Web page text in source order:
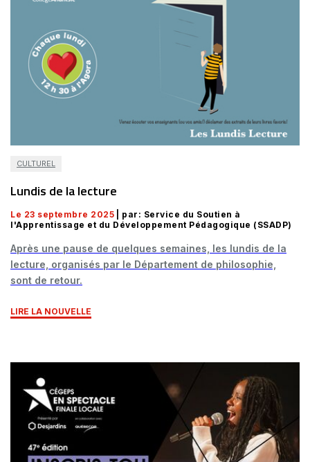
CULTUREL
Lundis de la lecture
Le 23 septembre 2025
| par: Service du Soutien à
l'Apprentissage et du Développement Pédagogique (SSADP)
Après une pause de quelques semaines, les lundis de la
lecture, organisés par le Département de philosophie,
sont de retour.
LIRE LA NOUVELLE